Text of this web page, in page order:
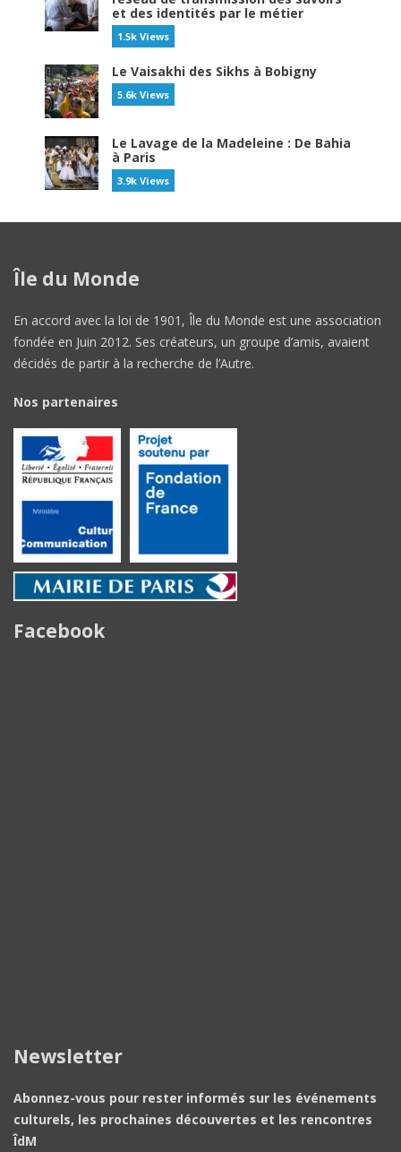
et des identités par le métier
1.5k Views
Le Vaisakhi des Sikhs à Bobigny
5.6k Views
Le Lavage de la Madeleine : De Bahia
à Paris
3.9k Views
Île du Monde
En accord avec la loi de 1901, Île du Monde est une association
fondée en Juin 2012. Ses créateurs, un groupe d’amis, avaient
décidés de partir à la recherche de l’Autre.
Nos partenaires
Facebook
Newsletter
Abonnez-vous pour rester informés sur les événements
culturels, les prochaines découvertes et les rencontres
ÎdM